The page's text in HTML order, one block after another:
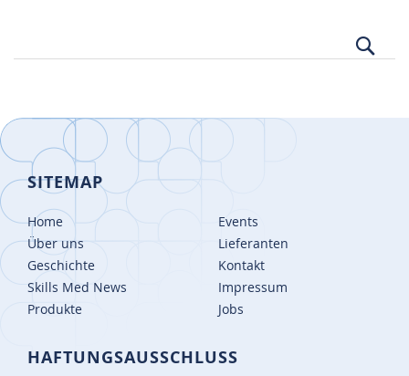
SITEMAP
Home
Über uns
Geschichte
Skills Med News
Produkte
Events
Lieferanten
Kontakt
Impressum
Jobs
HAFTUNGSAUSSCHLUSS